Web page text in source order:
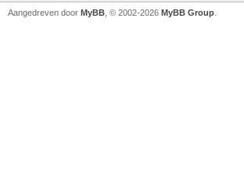
Aangedreven door MyBB , © 2002-2026 MyBB Group